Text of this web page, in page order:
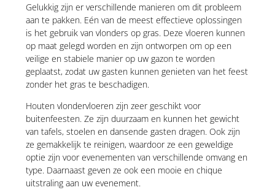
Gelukkig zijn er verschillende manieren om dit probleem
aan te pakken. Eén van de meest effectieve oplossingen
is het gebruik van vlonders op gras. Deze vloeren kunnen
op maat gelegd worden en zijn ontworpen om op een
veilige en stabiele manier op uw gazon te worden
geplaatst, zodat uw gasten kunnen genieten van het feest
zonder het gras te beschadigen.
Houten vlondervloeren zijn zeer geschikt voor
buitenfeesten. Ze zijn duurzaam en kunnen het gewicht
van tafels, stoelen en dansende gasten dragen. Ook zijn
ze gemakkelijk te reinigen, waardoor ze een geweldige
optie zijn voor evenementen van verschillende omvang en
type. Daarnaast geven ze ook een mooie en chique
uitstraling aan uw evenement.